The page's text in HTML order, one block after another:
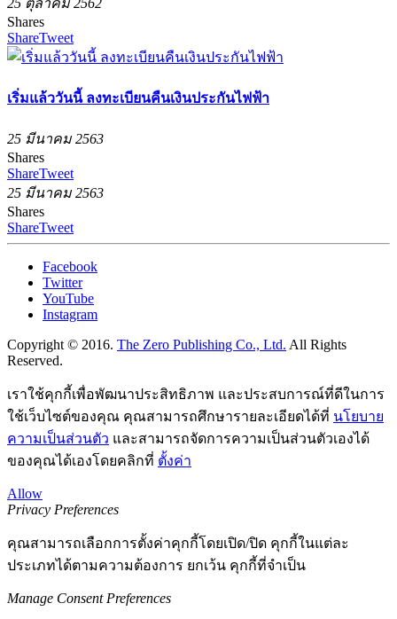
Shares
ShareTweet
เริ่มแล้ววันนี้ ลงทะเบียนคืนเงินประกันไฟฟ้า
25 มีนาคม 2563
Shares
ShareTweet
25 มีนาคม 2563
Shares
ShareTweet
Facebook
Twitter
YouTube
Instagram
Copyright © 2016. The Zero Publishing Co., Ltd. All Rights
Reserved.
เราใช้คุกกี้เพื่อพัฒนาประสิทธิภาพ และประสบการณ์ที่ดีในการ
ใช้เว็บไซต์ของคุณ คุณสามารถศึกษารายละเอียดได้ที่ นโยบาย
ความเป็นส่วนตัว และสามารถจัดการความเป็นส่วนตัวเองได้
ของคุณได้เองโดยคลิกที่ ตั้งค่า
Allow
Privacy Preferences
คุณสามารถเลือกการตั้งค่าคุกกี้โดยเปิด/ปิด คุกกี้ในแต่ละ
ประเภทได้ตามความต้องการ ยกเว้น คุกกี้ที่จำเป็น
Manage Consent Preferences